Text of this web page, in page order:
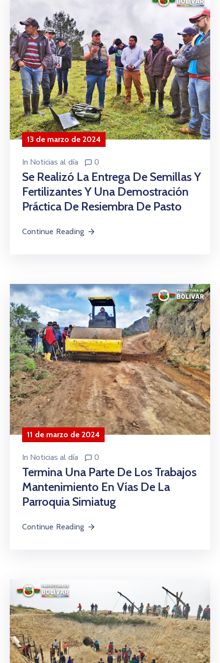
13 de marzo de 2024
In Noticias al día 0
Se Realizó La Entrega De Semillas Y
Fertilizantes Y Una Demostración
Práctica De Resiembra De Pasto
Continue Reading
11 de marzo de 2024
In Noticias al día 0
Termina Una Parte De Los Trabajos
Mantenimiento En Vías De La
Parroquia Simiatug
Continue Reading